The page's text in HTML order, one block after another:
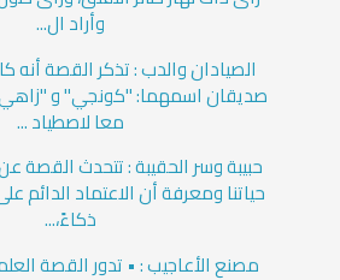
وأراد ال...
الصيادان والدب : تذكر القصة أنه
صديقان اسمهما: "كونجي" و
معا لاصطياد ...
حبيبة وسر الحقيبة : تتحدث القصة
حياتنا ومعرفة أن الاعتماد الدائم
ذكاءً،...
مصنع الأعاجيب : • تدور القصة